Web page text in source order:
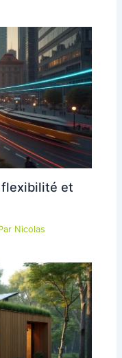
flexibilité et
Nicolas